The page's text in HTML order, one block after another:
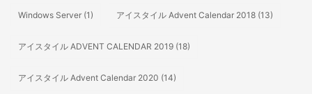
Windows Server (1) アイスタイル Advent Calendar 2018 (13)
アイスタイル ADVENT CALENDAR 2019 (18)
アイスタイル Advent Calendar 2020 (14)